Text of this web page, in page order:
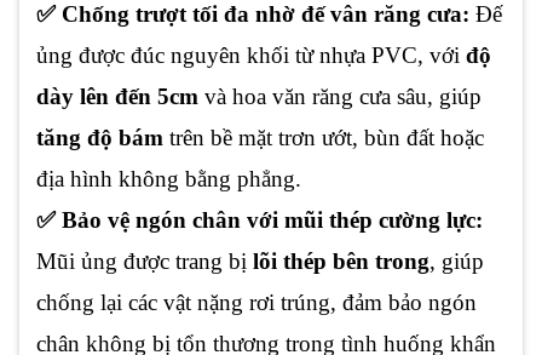
✅ Chống trượt tối đa nhờ đế vân răng cưa: Đế
ủng được đúc nguyên khối từ nhựa PVC, với độ
dày lên đến 5cm và hoa văn răng cưa sâu, giúp
tăng độ bám trên bề mặt trơn ướt, bùn đất hoặc
địa hình không bằng phẳng.
✅ Bảo vệ ngón chân với mũi thép cường lực:
Mũi ủng được trang bị lõi thép bên trong, giúp
chống lại các vật nặng rơi trúng, đảm bảo ngón
chân không bị tổn thương trong tình huống khẩn